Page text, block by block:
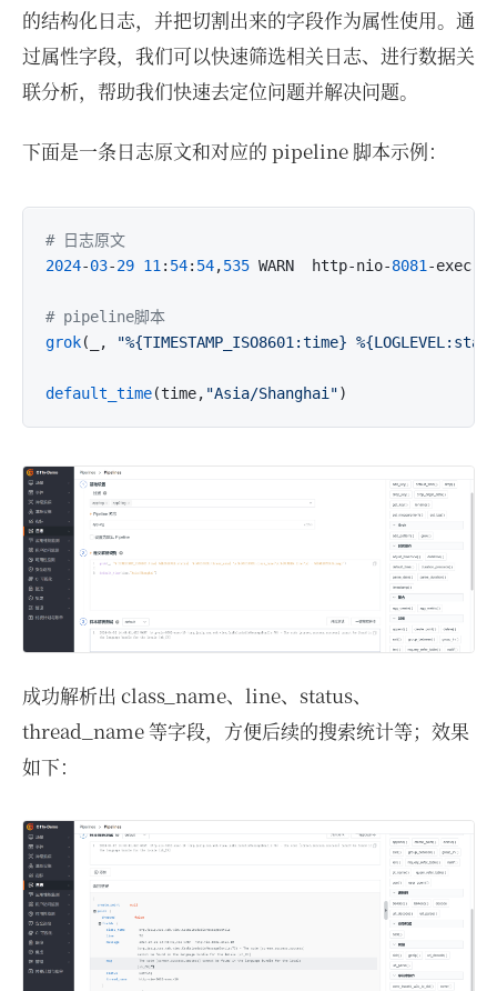
的结构化日志，并把切割出来的字段作为属性使用。通
过属性字段，我们可以快速筛选相关日志、进行数据关
联分析，帮助我们快速去定位问题并解决问题。
下面是一条日志原文和对应的 pipeline 脚本示例：
# 日志原文
2024-03-29 11 : 54: 54,535 WARN  http-nio-8081 -exec-
# pipeline脚本
grok(_, "%{TIMESTAMP_ISO8601:time}
default_time(time, "Asia/Shanghai"
成功解析出 class_name、line、status、
thread_name 等字段，方便后续的搜索统计等；效果
如下：